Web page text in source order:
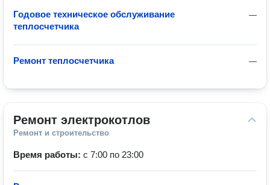
—
Годовое техническое обслуживание
теплосчетчика
—
Ремонт теплосчетчика
Ремонт электрокотлов
Ремонт и строительство
Время работы: с 7:00 по 23:00